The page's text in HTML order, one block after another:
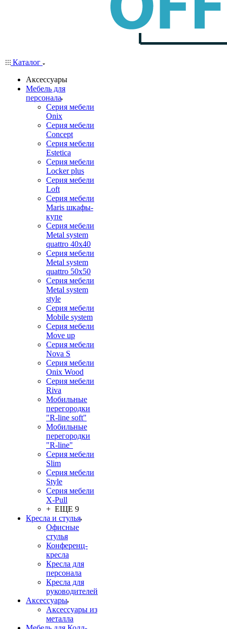
Каталог
Аксессуары
Мебель для
персонала
Серия мебели
Onix
Серия мебели
Concept
Серия мебели
Estetica
Серия мебели
Locker plus
Серия мебели
Loft
Серия мебели
Maris шкафы-
купе
Серия мебели
Metal system
quattro 40x40
Серия мебели
Metal system
quattro 50x50
Серия мебели
Metal system
style
Серия мебели
Mobile system
Серия мебели
Move up
Серия мебели
Nova S
Серия мебели
Onix Wood
Серия мебели
Riva
Мобильные
перегородки
"R-line soft"
Мобильные
перегородки
"R-line"
Серия мебели
Slim
Серия мебели
Style
Серия мебели
X-Pull
+ ЕЩЕ 9
Кресла и стулья
Офисные
стулья
Конференц-
кресла
Кресла для
персонала
Кресла для
руководителей
Аксессуары
Аксессуары из
металла